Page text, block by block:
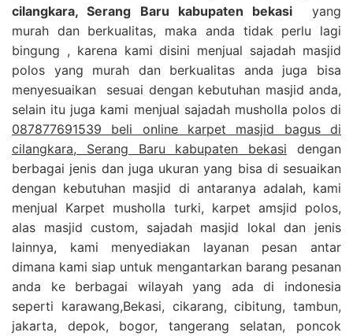
cilangkara, Serang Baru kabupaten bekasi yang
murah dan berkualitas, maka anda tidak perlu lagi
bingung , karena kami disini menjual sajadah masjid
polos yang murah dan berkualitas anda juga bisa
menyesuaikan sesuai dengan kebutuhan masjid anda,
selain itu juga kami menjual sajadah musholla polos di
087877691539 beli online karpet masjid bagus di
cilangkara, Serang Baru kabupaten bekasi dengan
berbagai jenis dan juga ukuran yang bisa di sesuaikan
dengan kebutuhan masjid di antaranya adalah, kami
menjual Karpet musholla turki, karpet amsjid polos,
alas masjid custom, sajadah masjid lokal dan jenis
lainnya, kami menyediakan layanan pesan antar
dimana kami siap untuk mengantarkan barang pesanan
anda ke berbagai wilayah yang ada di indonesia
seperti karawang,Bekasi, cikarang, cibitung, tambun,
jakarta, depok, bogor, tangerang selatan, poncok